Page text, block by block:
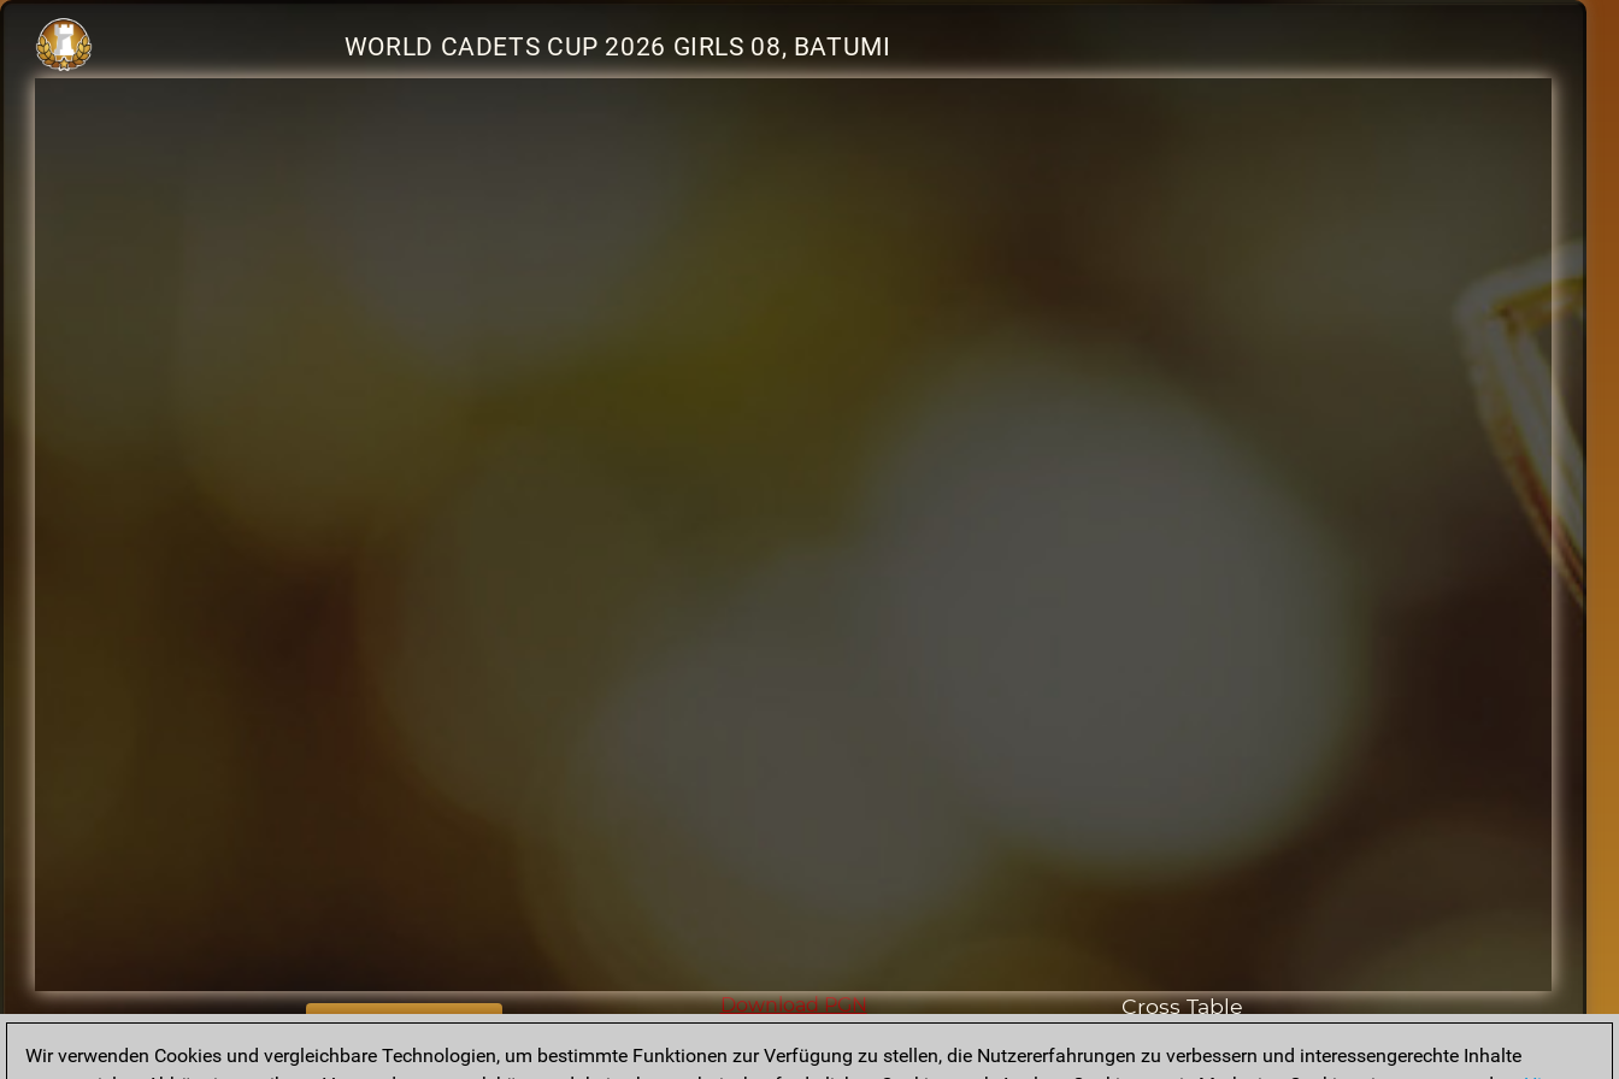
WORLD CADETS CUP 2026 GIRLS 08, BATUMI
BACK TO ARCHIVE
Download PGN Cross Table
Wir verwenden Cookies und vergleichbare Technologien, um bestimmte Funktionen zur Verfügung zu stellen, die Nutzererfahrungen zu verbessern und interessengerechte Inhalte